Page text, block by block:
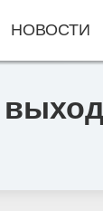
НОВОСТИ